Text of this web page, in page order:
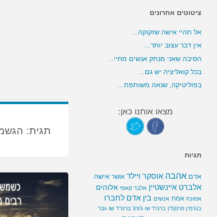
תגית:
ציטוטים אחרונים
אל תהיי אישה שזקוקה…
אין דבר עצוב יותר…
הסיבה שאני מנתק אנשים מחיי…
בכל קואליציה יש גם…
בפוליטיקה, שנאה משותפת…
מצאו אותנו כאן:
תגיות
אדם אהבה אוסקר ויילד אושר אישה
אלברט איינשטיין אלבר קאמי אלוהים
אמונה אמת אנשים בין אדם לחברו
בנג'מין פרנקלין ברנרד שו ג'ורג' ברנרד שו גבר